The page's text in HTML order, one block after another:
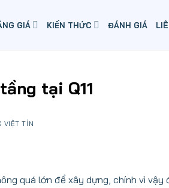
GIÁ KIẾN THỨC ĐÁNH GIÁ
tại Q11
VIỆT TÍN
quá lớn để xây dựng, chính vì vậy